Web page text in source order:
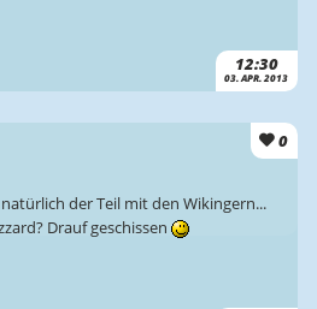
12:30
03. APR. 2013
0
der Teil mit den Wikingern...
Drauf geschissen